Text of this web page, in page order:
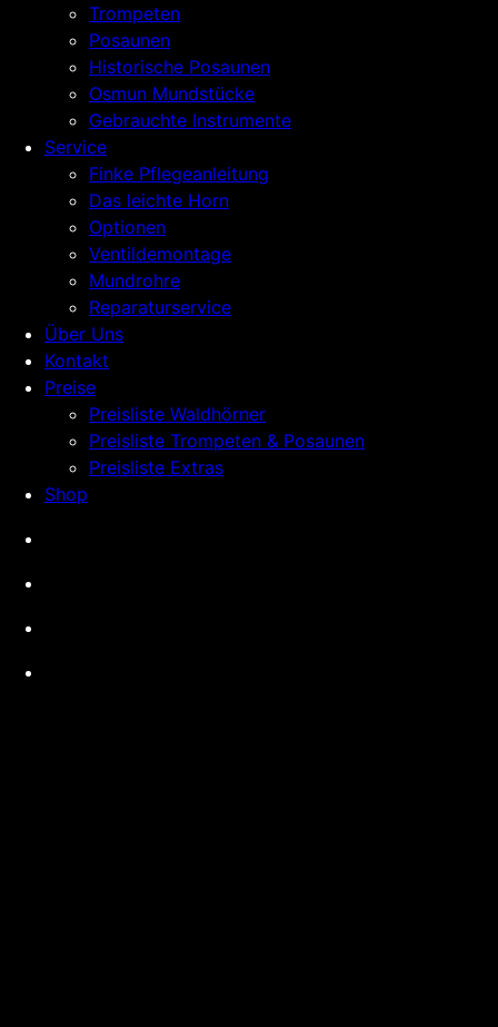
Trompeten
Posaunen
Historische Posaunen
Osmun Mundstücke
Gebrauchte Instrumente
Service
Finke Pflegeanleitung
Das leichte Horn
Optionen
Ventildemontage
Mundrohre
Reparaturservice
Über Uns
Kontakt
Preise
Preisliste Waldhörner
Preisliste Trompeten & Posaunen
Preisliste Extras
Shop